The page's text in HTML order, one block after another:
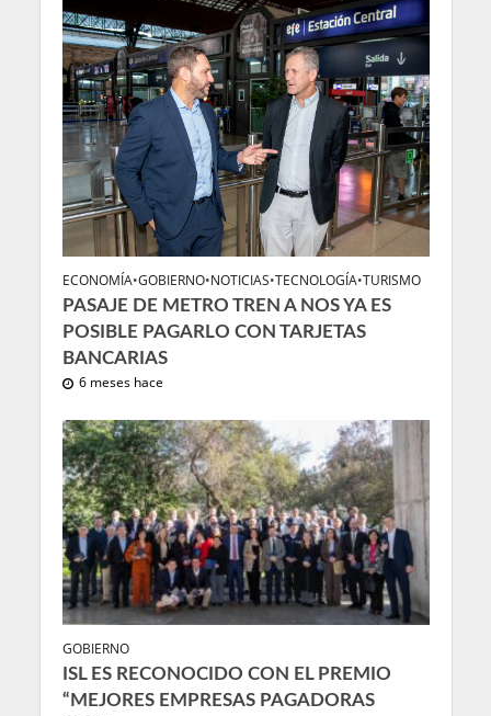
ECONOMÍA•GOBIERNO•NOTICIAS•TECNOLOGÍA•TURISMO
PASAJE DE METRO TREN A NOS YA ES
POSIBLE PAGARLO CON TARJETAS
BANCARIAS
6 meses hace
GOBIERNO
ISL ES RECONOCIDO CON EL PREMIO
“MEJORES EMPRESAS PAGADORAS